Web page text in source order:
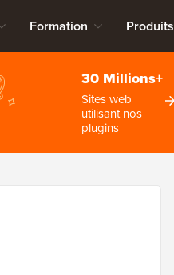
Formation Produits
30 Millions+
Sites web
utilisant nos
plugins